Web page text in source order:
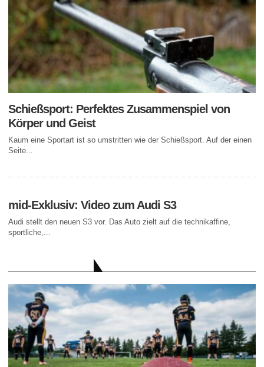
Schießsport: Perfektes Zusammenspiel von
Körper und Geist
Kaum eine Sportart ist so umstritten wie der Schießsport. Auf der einen
Seite...
mid-Exklusiv: Video zum Audi S3
Audi stellt den neuen S3 vor. Das Auto zielt auf die technikaffine,
sportliche,...